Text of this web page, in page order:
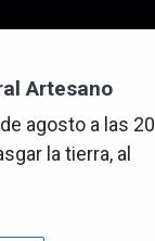
Artesano
agosto a las 20
la tierra, al